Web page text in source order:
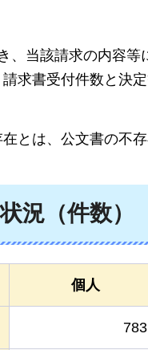
、当該請求の内容
求書受付件数と決定
とは、公文書の不
況（件数）
個人
783